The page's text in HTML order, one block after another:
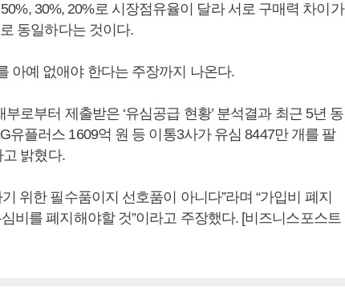
30%, 20%로 시장점유율이 달라 서로 구매력 차이가
동일하다는 것이다.
아예 없애야 한다는 주장까지 나온다.
로부터 제출받은 ‘유심공급 현황’ 분석결과 최근 5년 동
유플러스 1609억 원 등 이통3사가 유심 8447만 개를 팔
밝혔다.
위한 필수품이지 선호품이 아니다”라며 “가입비 폐지
비를 폐지해야할 것”이라고 주장했다. [비즈니스포스트